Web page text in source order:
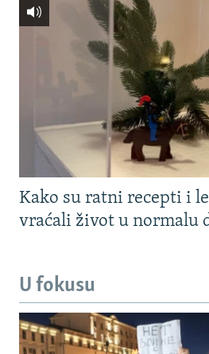
Kako su ratni recepti i
vraćali život u normalu
U fokusu